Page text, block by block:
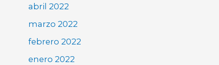
abril 2022
marzo 2022
febrero 2022
enero 2022